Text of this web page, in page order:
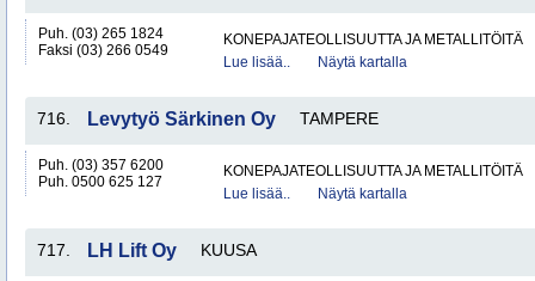
Puh. (03) 265 1824
Faksi (03) 266 0549
KONEPAJATEOLLISUUTTA JA METALLITÖITÄ
Lue lisää..
Näytä kartalla
716. Levytyö Särkinen Oy TAMPERE
Puh. (03) 357 6200
Puh. 0500 625 127
KONEPAJATEOLLISUUTTA JA METALLITÖITÄ
Lue lisää..
Näytä kartalla
717. LH Lift Oy KUUSA